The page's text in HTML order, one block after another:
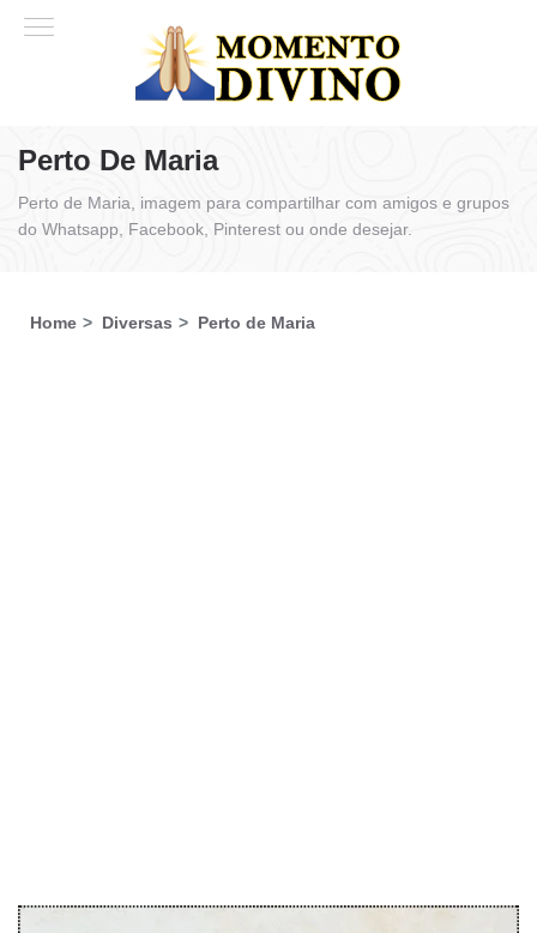
Perto De Maria
Perto de Maria, imagem para compartilhar com amigos e grupos
do Whatsapp, Facebook, Pinterest ou onde desejar.
Home Diversas Perto de Maria